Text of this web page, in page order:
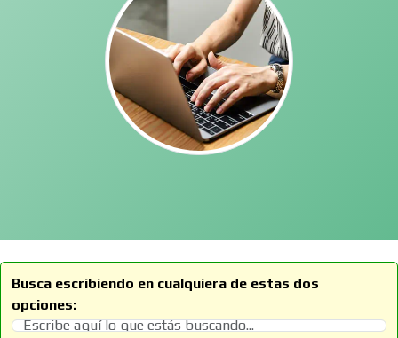
Busca escribiendo en cualquiera de estas dos
opciones: